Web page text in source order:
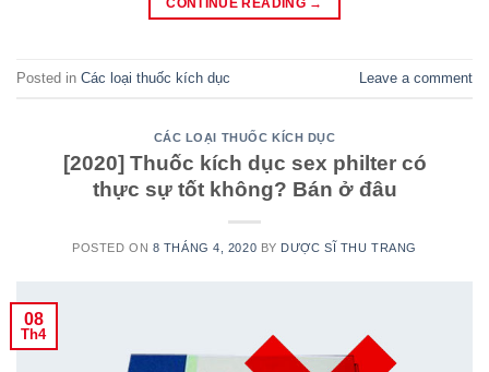
CONTINUE READING →
Posted in Các loại thuốc kích dục Leave a comment
CÁC LOẠI THUỐC KÍCH DỤC
[2020] Thuốc kích dục sex philter có
thực sự tốt không? Bán ở đâu
POSTED ON 8 THÁNG 4, 2020 BY DƯỢC SĨ THU TRANG
08
Th4